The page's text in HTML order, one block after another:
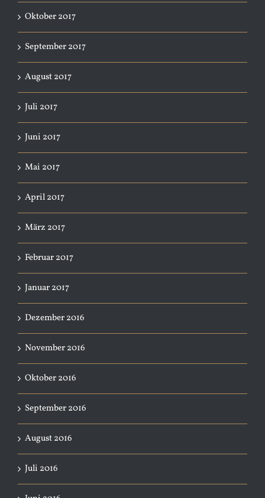
Oktober 2017
September 2017
August 2017
Juli 2017
Juni 2017
Mai 2017
April 2017
März 2017
Februar 2017
Januar 2017
Dezember 2016
November 2016
Oktober 2016
September 2016
August 2016
Juli 2016